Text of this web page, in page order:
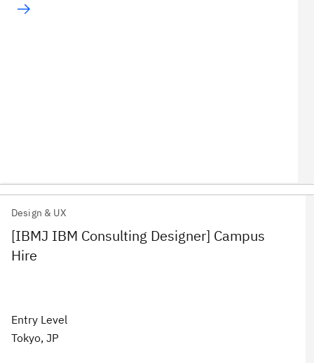
Design & UX
[IBMJ IBM Consulting Designer] Campus
Hire
Entry Level
Tokyo, JP